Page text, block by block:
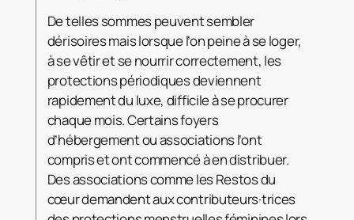
De telles sommes peuvent sembler
dérisoires mais lorsque l’on peine à se loger,
à se vêtir et se nourrir correctement, les
protections périodiques deviennent
rapidement du luxe, difficile à se procurer
chaque mois. Certains foyers
d’hébergement ou associations l’ont
compris et ont commencé à en distribuer.
Des associations comme les Restos du
cœur demandent aux contributeurs·trices